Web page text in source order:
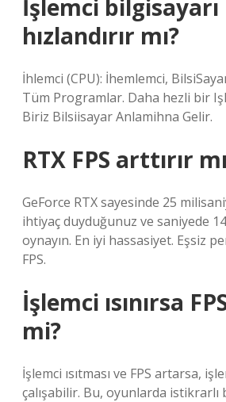
İşlemci bilgisayarı
hızlandırır mı?
İhlemci (CPU): İhemlemci,
Tüm Programlar. Daha hezli bir
Biriz Bilsiisayar Anlamihna Gelir.
RTX FPS arttırır
GeForce RTX sayesinde 25
ihtiyaç duyduğunuz ve saniyede
oynayın. En iyi hassasiyet. Eşsiz
FPS.
İşlemci ısınırsa
mi?
İşlemci ısıtması ve FPS artarsa,
çalışabilir. Bu, oyunlarda istikrarlı